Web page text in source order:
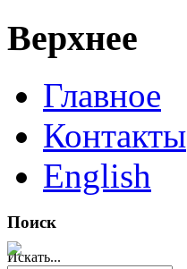
Верхнее
Главное
Контакты
English
Поиск
Искать...